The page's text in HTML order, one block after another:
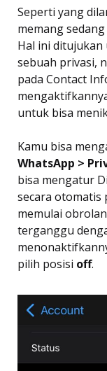
Seperti yang
memang
Hal ini
sebuah privasi,
pada Contact
untuk bisa
Kamu bisa
WhatsApp >
bisa mengatur
secara otomatis
memulai
terganggu
pilih posisi off.